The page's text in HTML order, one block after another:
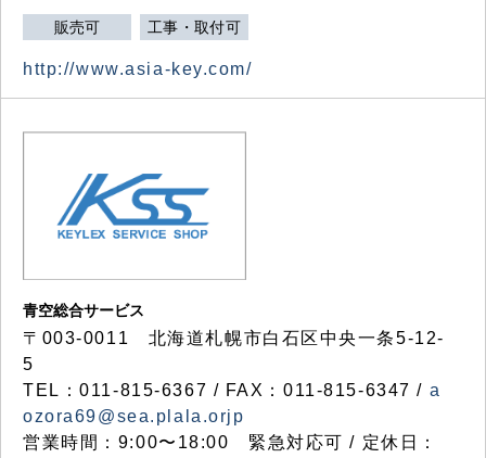
販売可 工事・取付可
http://www.asia-key.com/
青空総合サービス
〒003-0011 北海道札幌市白石区中央一条5-12-
5
TEL：011-815-6367 / FAX：011-815-6347 / a
ozora69@sea.plala.orjp
営業時間：9:00〜18:00 緊急対応可 / 定休日：